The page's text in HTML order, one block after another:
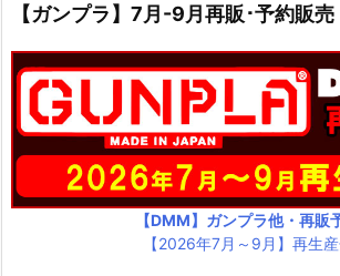
【ガンプラ】7月-9月再販･予約販売
【DMM】ガンプラ他・再販
【2026年7月～9月】再生